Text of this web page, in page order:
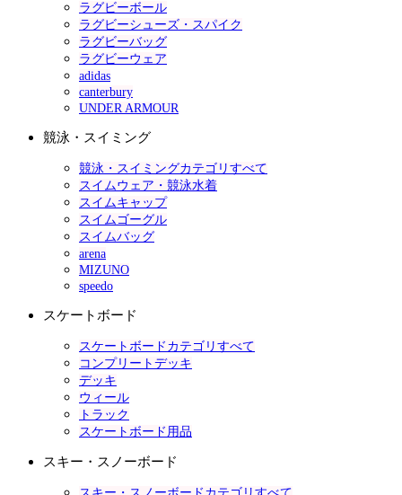
ラグビーボール
ラグビーシューズ・スパイク
ラグビーバッグ
ラグビーウェア
adidas
canterbury
UNDER ARMOUR
競泳・スイミング
競泳・スイミングカテゴリすべて
スイムウェア・競泳水着
スイムキャップ
スイムゴーグル
スイムバッグ
arena
MIZUNO
speedo
スケートボード
スケートボードカテゴリすべて
コンプリートデッキ
デッキ
ウィール
トラック
スケートボード用品
スキー・スノーボード